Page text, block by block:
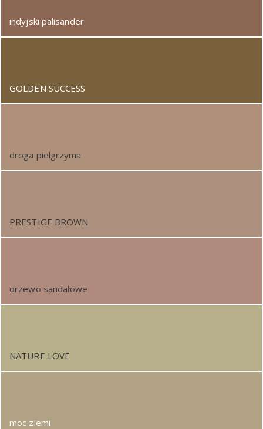
indyjski palisander
GOLDEN SUCCESS
droga pielgrzyma
PRESTIGE BROWN
drzewo sandałowe
NATURE LOVE
moc ziemi